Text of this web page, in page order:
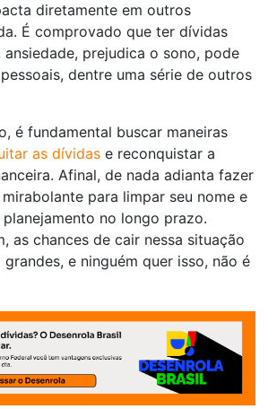
diretamente em outros
É comprovado que ter dívidas
ansiedade, prejudica o sono, pode
dentre uma série de outros
é fundamental buscar maneiras
as dívidas e reconquistar a
Afinal, de nada adianta fazer
para limpar seu nome e
no longo prazo.
as chances de cair nessa situação
e ninguém quer isso, não é